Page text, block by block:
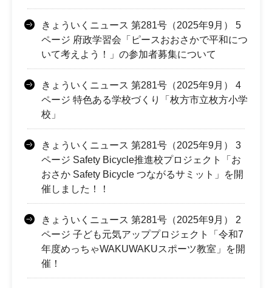
きょういくニュース 第281号（2025年9月） 5
ページ 府政学習会「ピースおおさかで平和につ
いて考えよう！」の参加者募集について
きょういくニュース 第281号（2025年9月） 4
ページ 特色ある学校づくり「枚方市立枚方小学
校」
きょういくニュース 第281号（2025年9月） 3
ページ Safety Bicycle推進校プロジェクト「お
おさか Safety Bicycle つながるサミット」を開
催しました！！
きょういくニュース 第281号（2025年9月） 2
ページ 子ども元気アッププロジェクト「令和7
年度めっちゃWAKUWAKUスポーツ教室」を開
催！